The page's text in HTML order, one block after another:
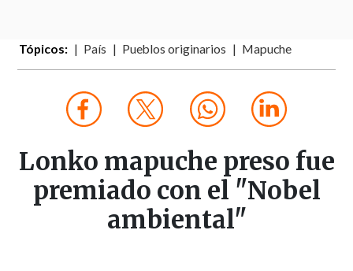
Tópicos: País Pueblos originarios Mapuche
Lonko mapuche preso fue
premiado con el "Nobel
ambiental"